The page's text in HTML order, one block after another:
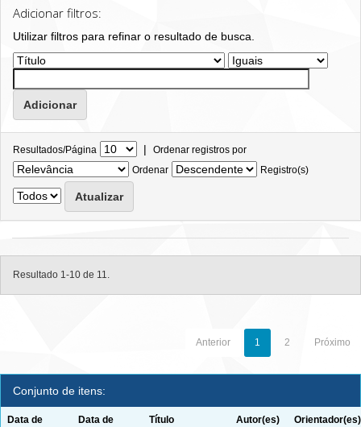
Adicionar filtros:
Utilizar filtros para refinar o resultado de busca.
Resultados/Página | Ordenar registros por
Ordenar
Registro(s)
Resultado 1-10 de 11.
Anterior 1 2 Próximo
Conjunto de itens:
Data de
Data de
Título Autor(es) Orientador(es)